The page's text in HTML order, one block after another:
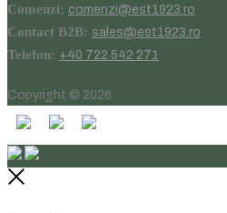
Comenzi: comenzi@est1923.ro
Contact B2B: sales@est1923.ro
Telefon: +40 722 542 271
Copyright © 2026